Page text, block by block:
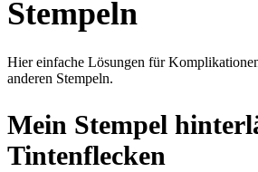
Stempeln
Hier einfache Lösungen für
anderen Stempeln.
Mein Stempel
Tintenflecken